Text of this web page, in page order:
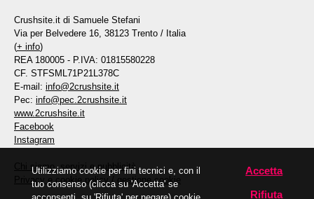
Crushsite.it di Samuele Stefani
Via per Belvedere 16, 38123 Trento / Italia
(+ info)
REA 180005 - P.IVA: 01815580228
CF. STFSML71P21L378C
E-mail: info@2crushsite.it
Pec: info@pec.2crushsite.it
www.2crushsite.it
Facebook
Instagram
Chi siamo, servizi e pubblicità
Privacy e cookie policy/ gestione cookie
Utilizziamo cookie per fini tecnici e, con il
tuo consenso (clicca su 'Accetta' se
Accetta
Rifiuta